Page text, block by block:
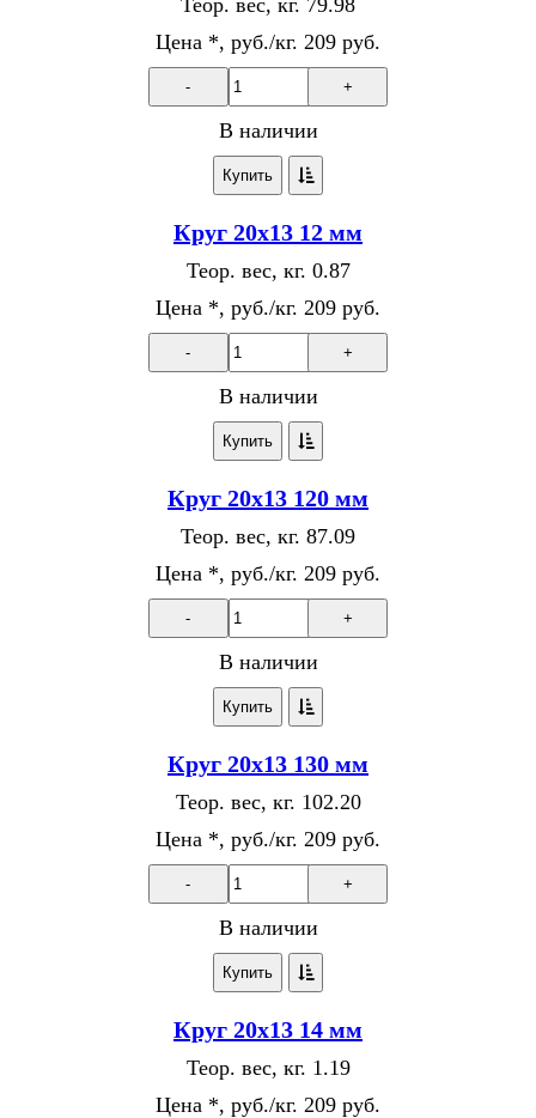
Цена *, руб./кг. 209 руб.
- +
В наличии
Купить
Круг 20х13 12 мм
Теор. вес, кг. 0.87
Цена *, руб./кг. 209 руб.
- +
В наличии
Купить
Круг 20х13 120 мм
Теор. вес, кг. 87.09
Цена *, руб./кг. 209 руб.
- +
В наличии
Купить
Круг 20х13 130 мм
Теор. вес, кг. 102.20
Цена *, руб./кг. 209 руб.
- +
В наличии
Купить
Круг 20х13 14 мм
Теор. вес, кг. 1.19
Цена *, руб./кг. 209 руб.